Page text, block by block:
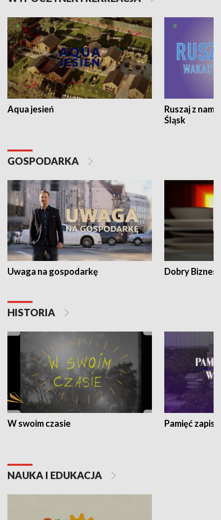
Aqua jesień
Ruszaj z
Śląsk
GOSPODARKA
Uwaga na gospodarkę Dobry Biznes
HISTORIA
W swoim czasie Pamięć
NAUKA I EDUKACJA